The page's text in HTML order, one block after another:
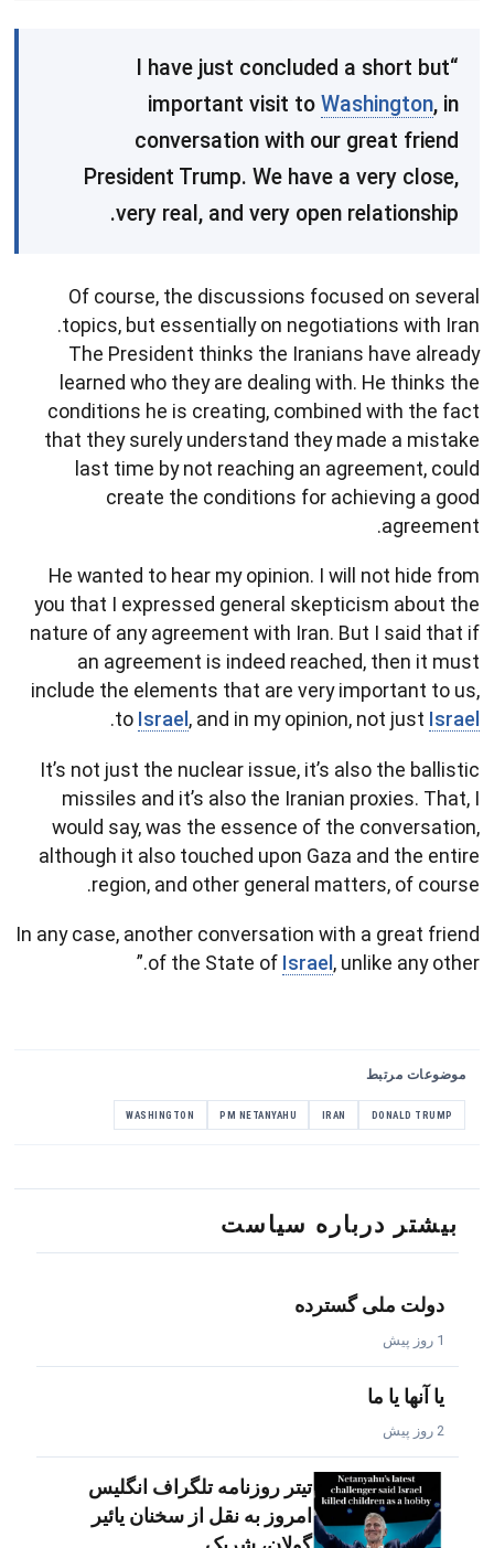
“I have just concluded a short but
important visit to Washington, in
conversation with our great friend
President Trump. We have a very close,
very real, and very open relationship.
Of course, the discussions focused on several
topics, but essentially on negotiations with Iran.
The President thinks the Iranians have already
learned who they are dealing with. He thinks the
conditions he is creating, combined with the fact
that they surely understand they made a mistake
last time by not reaching an agreement, could
create the conditions for achieving a good
agreement.
He wanted to hear my opinion. I will not hide from
you that I expressed general skepticism about the
nature of any agreement with Iran. But I said that if
an agreement is indeed reached, then it must
include the elements that are very important to us,
to Israel , and in my opinion, not just Israel
.
It’s not just the nuclear issue, it’s also the ballistic
missiles and it’s also the Iranian proxies. That, I
would say, was the essence of the conversation,
although it also touched upon Gaza and the entire
region, and other general matters, of course.
In any case, another conversation with a great friend
of the State of Israel , unlike any other.”
موضوعات مرتبط
DONALD TRUMP
IRAN
PM NETANYAHU
WASHINGTON
بیشتر درباره سیاست
دولت ملی گسترده
1 روز پیش
یا آنها یا ما
2 روز پیش
تیتر روزنامه تلگراف انگلیس
امروز به نقل از سخنان یائیر